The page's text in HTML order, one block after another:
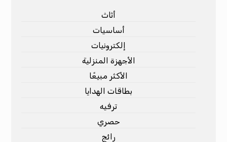
أثاث
أساسيات
إلكترونيات
الأجهزة المنزلية
الأكثر مبيعًا
بطاقات الهدايا
ترفيه
حصري
رائج